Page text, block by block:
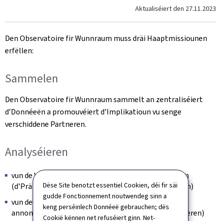
Dëse Site benotzt essentiel Cookien, déi fir säi
gudde Fonctionnement noutwendeg sinn a
keng perséinlech Donnéeë gebrauchen; dës
Cookië kënnen net refuséiert ginn. Net-
Aktualiséiert den 27.11.2023
Den Observatoire fir Wunnraum muss dräi Haaptmissiounen
erfëllen:
Sammelen
Den Observatoire fir Wunnraum sammelt an zentraliséiert
d’Donnéeën a promouvéiert d’Implikatioun vu senge
verschiddene Partneren.
Analyséieren
vun de Verkafspräisser vu Wunnengen a Bauterrainen
(d’Präisser, déi an den notariellen Akten agedroe sinn)
vun de Präisser, déi fir Wunnengen, Kaf a Locatioun,
annoncéiert sinn (an den Annoncë vun den Immobilièren)